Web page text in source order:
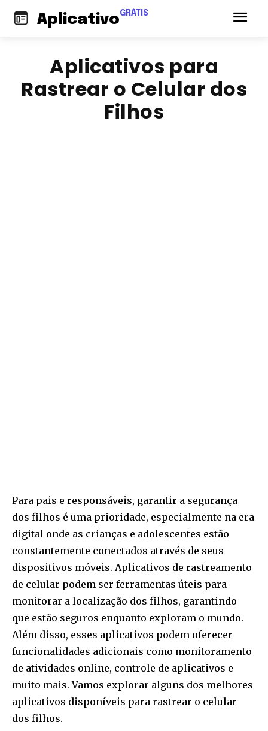
AplicativoGRÁTIS
Aplicativos para
Rastrear o Celular dos
Filhos
Para pais e responsáveis, garantir a segurança
dos filhos é uma prioridade, especialmente na era
digital onde as crianças e adolescentes estão
constantemente conectados através de seus
dispositivos móveis. Aplicativos de rastreamento
de celular podem ser ferramentas úteis para
monitorar a localização dos filhos, garantindo
que estão seguros enquanto exploram o mundo.
Além disso, esses aplicativos podem oferecer
funcionalidades adicionais como monitoramento
de atividades online, controle de aplicativos e
muito mais. Vamos explorar alguns dos melhores
aplicativos disponíveis para rastrear o celular
dos filhos.